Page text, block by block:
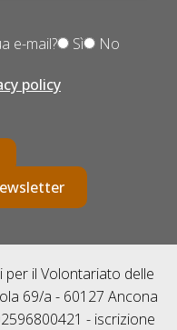
e-mail? Sì No
policy
per il Volontariato delle
69/a - 60127 Ancona
- iscrizione